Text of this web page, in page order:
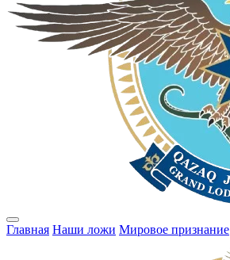
Главная Наши ложи Мировое признание